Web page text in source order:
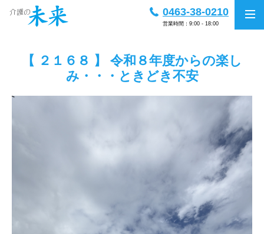
0463-38-0210
営業時間：9:00 - 18:00
【 ２１６８ 】 令和８年度からの楽し
み・・・ときどき不安